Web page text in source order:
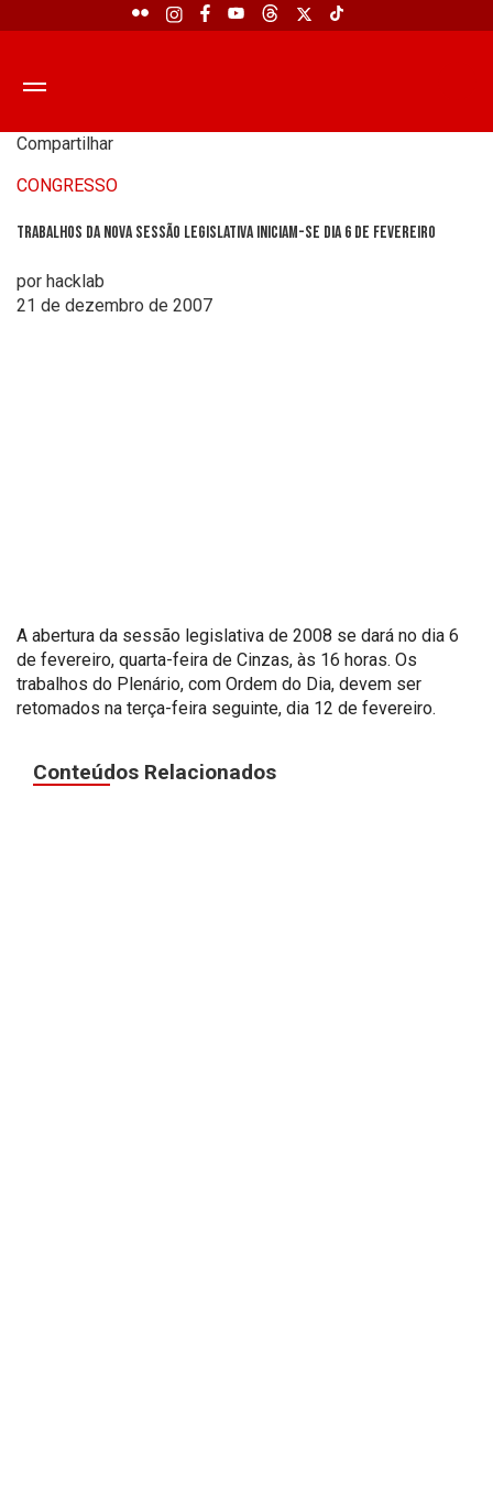
Compartilhar
CONGRESSO
Trabalhos da nova sessão legislativa iniciam-se dia 6 de fevereiro
por hacklab
21 de dezembro de 2007
A abertura da sessão legislativa de 2008 se dará no dia 6
de fevereiro, quarta-feira de Cinzas, às 16 horas. Os
trabalhos do Plenário, com Ordem do Dia, devem ser
retomados na terça-feira seguinte, dia 12 de fevereiro.
Conteúdos Relacionados